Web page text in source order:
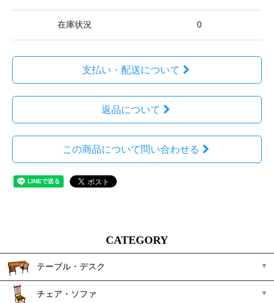
在庫状況 0
支払い・配送について
返品について
この商品について問い合わせる
CATEGORY
テーブル・デスク
チェア・ソファ